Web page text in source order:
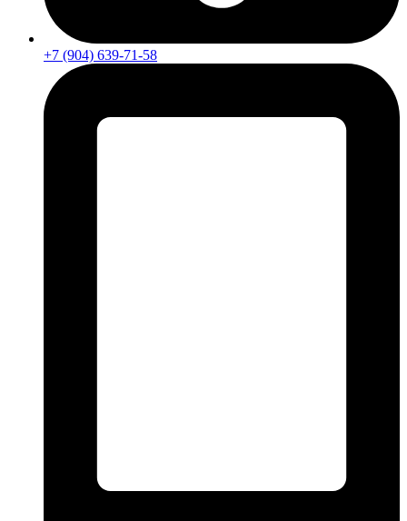
+7 (904) 639-71-58